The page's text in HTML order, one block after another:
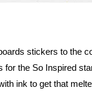
stickers to the
for the So Inspired
ink to get that